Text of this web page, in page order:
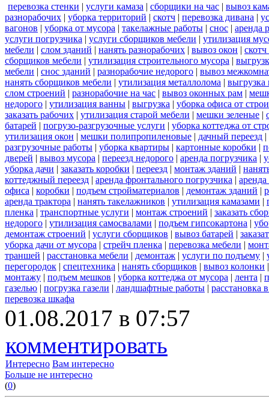
перевозка стенки | услуги камаза | сборщики на час | вывоз
разнорабочих | уборка территорий | скотч | перевозка дивана |
вагонов | уборка от мусора | такелажные работы | снос | аренда
услуги погрузчика | услуги сборщиков мебели | утилизация
мебели | слом зданий | нанять разнорабочих | вывоз окон |
сборщиков мебели | утилизация строительного мусора |
мебели | снос зданий | разнорабочие недорого | вывоз
нанять сборщиков мебели | утилизация металлолома | выгрузка
слом строений | разнорабочие на час | вывоз оконных рам |
недорого | утилизация ванны | выгрузка | уборка офиса от
заказать рабочих | утилизация старой мебели | мешки зеленые |
батарей | погрузо-разгрузочные услуги | уборка коттеджа от
утилизация окон | мешки полипропиленовые | дачный переезд |
разгрузочные работы | уборка квартиры | картонные коробки |
дверей | вывоз мусора | переезд недорого | аренда погрузчика |
уборка дачи | заказать коробки | переезд | монтаж зданий |
коттеджный переезд | аренда фронтального погрузчика |
офиса | коробки | подъем стройматериалов | демонтаж зданий |
аренда трактора | нанять такелажников | утилизация камазами |
пленка | транспортные услуги | монтаж строений | заказать
недорого | утилизация самосвалами | подъем гипсокартона |
демонтаж строений | услуги сборщиков | вывоз батарей |
уборка дачи от мусора | стрейч пленка | перевозка мебели |
траншей | расстановка мебели | демонтаж | услуги по подъему |
перегородок | спецтехника | нанять сборщиков | вывоз колонки
монтажу | подъем мешков | уборка коттеджа от мусора | лента |
газелью | погрузка газели | ландшафтные работы | расстановка
перевозка шкафа
01.08.2017 в 07:57
комментировать
Интересно Вам интересно
Больше не интересно
(0)